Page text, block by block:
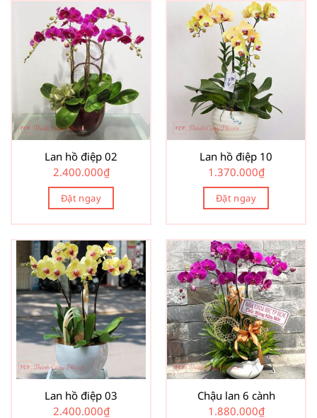
Lan hồ điệp 02
2.400.000₫
Đặt ngay
Lan hồ điệp 10
1.370.000₫
Đặt ngay
Lan hồ điệp 03
2.400.000₫
Chậu lan 6 cành
1.880.000₫